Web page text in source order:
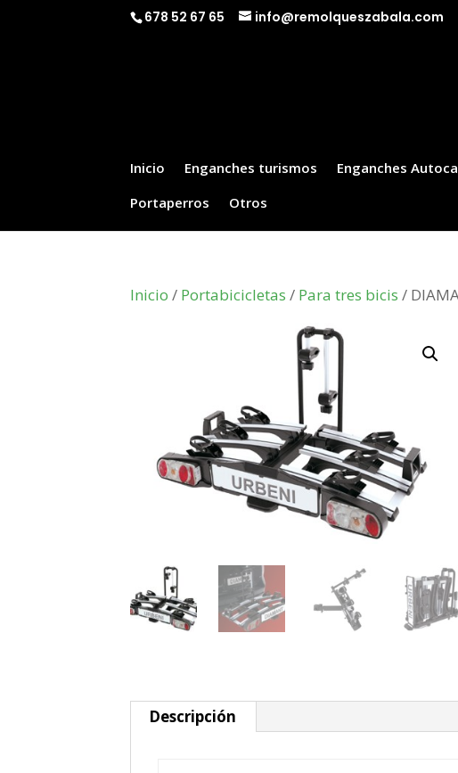
678 52 67 65 info@remolqueszabala.com
Inicio Enganches turismos Enganches
Portaperros
Otros
Inicio / Portabicicletas / Para tres bicis /
Descripción